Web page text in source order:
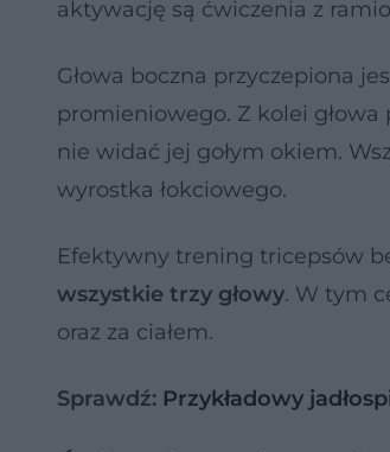
aktywację są ćwiczenia z
Głowa boczna przyczepiona
promieniowego. Z kolei głowa
nie widać jej gołym okiem.
wyrostka łokciowego.
Efektywny trening tricepsów
wszystkie trzy głowy. W tym
oraz za ciałem.
Sprawdź: Przykładowy